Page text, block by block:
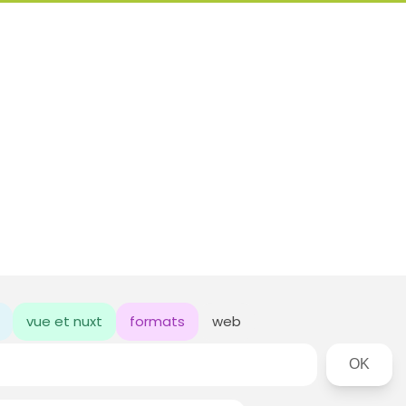
vue et nuxt formats web
Rechercher